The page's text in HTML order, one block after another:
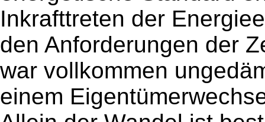
Inkrafttreten der
den Anforderungen der
war vollkommen
einem